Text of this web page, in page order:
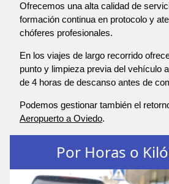
Ofrecemos una alta calidad de
formación continua en protocolo y
chóferes profesionales.
En los viajes de largo recorrido
punto y limpieza previa del vehículo
de 4 horas de descanso antes de
Podemos gestionar también el
Aeropuerto a Oviedo.
Por Horas o